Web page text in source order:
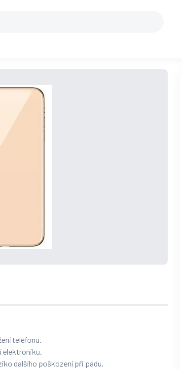
telefonu.
elektroniku.
dalšího poškození při pádu.